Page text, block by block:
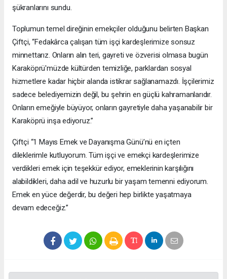
şükranlarını sundu.
Toplumun temel direğinin emekçiler olduğunu belirten Başkan
Çiftçi, “Fedakârca çalışan tüm işçi kardeşlerimize sonsuz
minnettarız. Onların alın teri, gayreti ve özverisi olmasa bugün
Karaköprü'müzde kültürden temizliğe, parklardan sosyal
hizmetlere kadar hiçbir alanda istikrar sağlanamazdı. İşçilerimiz
sadece belediyemizin değil, bu şehrin en güçlü kahramanlarıdır.
Onların emeğiyle büyüyor, onların gayretiyle daha yaşanabilir bir
Karaköprü inşa ediyoruz.”
Çiftçi “1 Mayıs Emek ve Dayanışma Günü’nü en içten
dileklerimle kutluyorum. Tüm işçi ve emekçi kardeşlerimize
verdikleri emek için teşekkür ediyor, emeklerinin karşılığını
alabildikleri, daha adil ve huzurlu bir yaşam temenni ediyorum.
Emek en yüce değerdir, bu değeri hep birlikte yaşatmaya
devam edeceğiz.”